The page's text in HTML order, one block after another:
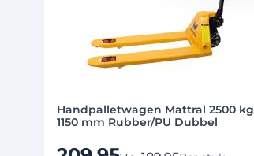
Handpalletwagen Mattral 2500 kg
1150 mm Rubber/PU Dubbel